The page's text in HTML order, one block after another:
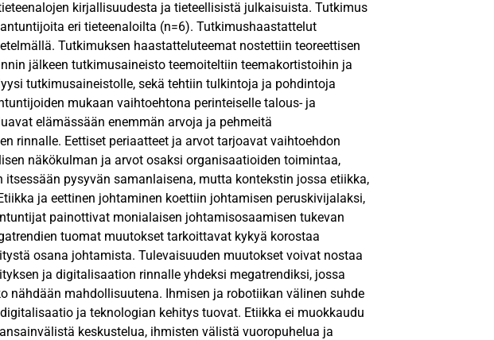
kirjallisuudesta ja tieteellisistä julkaisuista. Tutkimus
eri tieteenaloilta (n=6). Tutkimushaastattelut
Tutkimuksen haastatteluteemat nostettiin teoreettisen
jälkeen tutkimusaineisto teemoiteltiin teemakortistoihin ja
tutkimusaineistolle, sekä tehtiin tulkintoja ja pohdintoja
mukaan vaihtoehtona perinteiselle talous- ja
elämässään enemmän arvoja ja pehmeitä
rinnalle. Eettiset periaatteet ja arvot tarjoavat vaihtoehdon
näkökulman ja arvot osaksi organisaatioiden toimintaa,
pysyvän samanlaisena, mutta kontekstin jossa etiikka,
ja eettinen johtaminen koettiin johtamisen peruskivijalaksi,
painottivat monialaisen johtamisosaamisen tukevan
tuomat muutokset tarkoittavat kykyä korostaa
osana johtamista. Tulevaisuuden muutokset voivat nostaa
ja digitalisaation rinnalle yhdeksi megatrendiksi, jossa
nähdään mahdollisuutena. Ihmisen ja robotiikan välinen suhde
ja teknologian kehitys tuovat. Etiikka ei muokkaudu
keskustelua, ihmisten välistä vuoropuhelua ja